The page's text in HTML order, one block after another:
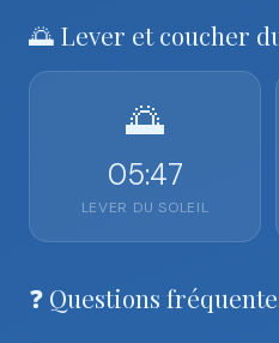
🌅 Lever et coucher
🌅
05:47
LEVER DU SOLEIL
❓ Questions